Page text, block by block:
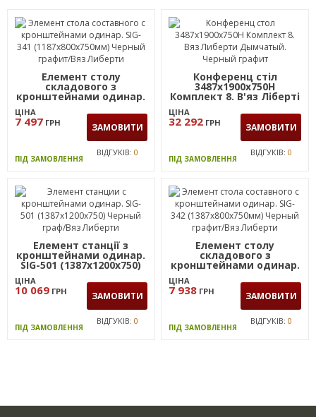
Елемент столу
складового з
кронштейнами одинар.
SIG-341 (1187х800х750мм)
Чорний графіт/В'яз
Ліберті
ЦІНА
7 497 ГРН ЗАМОВИТИ
ПІД ЗАМОВЛЕННЯ
ВІДГУКІВ: 0
Конференц стіл
3487х1900х750Н
Комплект 8. В'яз Ліберті
Димчастий. Чорний
графіт
ЦІНА
32 292 ГРН ЗАМОВИТИ
ПІД ЗАМОВЛЕННЯ
ВІДГУКІВ: 0
Елемент станції з
кронштейнами одинар.
SIG-501 (1387х1200х750)
Чорний граф/В'яз
Ліберті
ЦІНА
10 069 ГРН ЗАМОВИТИ
ПІД ЗАМОВЛЕННЯ
ВІДГУКІВ: 0
Елемент столу
складового з
кронштейнами одинар.
SIG-342 (1387х800х750мм)
Чорний графіт/В'яз
Ліберті
ЦІНА
7 938 ГРН ЗАМОВИТИ
ПІД ЗАМОВЛЕННЯ
ВІДГУКІВ: 0